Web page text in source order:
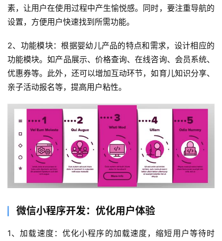
素，让用户在使用过程中产生愉悦感。同时，要注重导航的
设置，方便用户快速找到所需功能。
2、功能模块：根据婴幼儿产品的特点和需求，设计相应的
功能模块。如产品展示、价格查询、在线咨询、会员系统、
优惠券等。此外，还可以增加互动环节，如育儿知识分享、
亲子活动报名等，提高用户粘性。
微信小程序开发：优化用户体验
1、加载速度：优化小程序的加载速度，缩短用户等待时